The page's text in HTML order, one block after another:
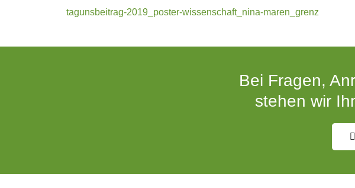
tagunsbeitrag-2019_poster-wissenschaft_nina-maren_grenz
Bei Fragen,
stehen wir